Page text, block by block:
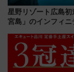
星野リゾート広島初
宮島」のインフィニ
宿泊料金・アクセ
年7月23日開業）